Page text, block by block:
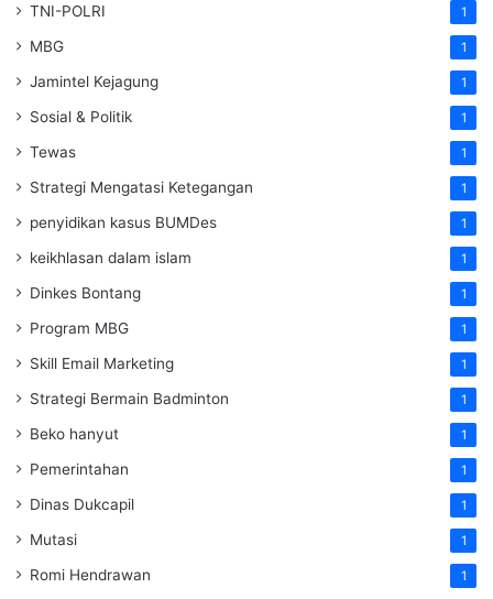
TNI-POLRI 1
MBG 1
Jamintel Kejagung 1
Sosial & Politik 1
Tewas 1
Strategi Mengatasi Ketegangan 1
penyidikan kasus BUMDes 1
keikhlasan dalam islam 1
Dinkes Bontang 1
Program MBG 1
Skill Email Marketing 1
Strategi Bermain Badminton 1
Beko hanyut 1
Pemerintahan 1
Dinas Dukcapil 1
Mutasi 1
Romi Hendrawan 1